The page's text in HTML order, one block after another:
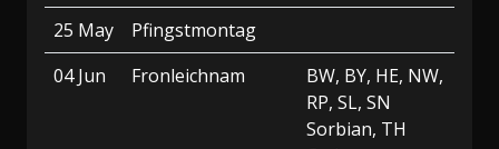
25 May
Pfingstmontag
04 Jun
Fronleichnam
BW, BY, HE, NW,
RP, SL, SN
Sorbian, TH